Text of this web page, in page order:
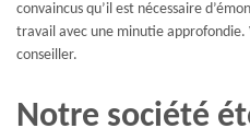
convaincus qu’il est nécessaire
travail avec une minutie approfondie.
conseiller.
Notre société